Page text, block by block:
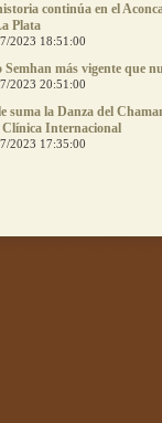
continúa en el
Plata
2023 18:51:00
Semhan más vigente que
2023 20:51:00
suma la Danza del
Internacional
2023 17:35:00